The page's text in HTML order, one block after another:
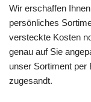
Wir erschaffen
persönliches
versteckte Kosten
genau auf Sie
unser Sortiment per
zugesandt.